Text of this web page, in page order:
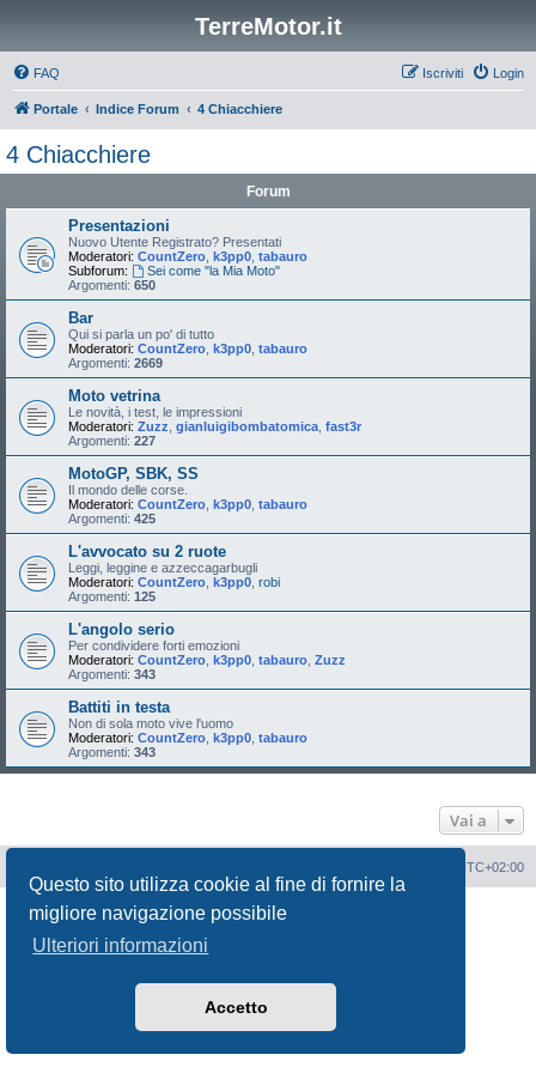
Questo sito utilizza cookie al fine di fornire la
migliore navigazione possibile
Ulteriori informazioni
Accetto
TerreMotor.it
FAQ Login
Iscriviti
Portale Indice Forum 4 Chiacchiere
4 Chiacchiere
Forum
Presentazioni
Nuovo Utente Registrato? Presentati
Moderatori: CountZero k3pp0 tabauro
Subforum:
Sei come "la Mia Moto"
Argomenti: 650
Bar
Qui si parla un po' di tutto
Moderatori: CountZero k3pp0 tabauro
Argomenti: 2669
Moto vetrina
Le novità, i test, le impressioni
Moderatori: Zuzz gianluigibombatomica fast3r
Argomenti: 227
MotoGP, SBK, SS
Il mondo delle corse.
Moderatori: CountZero k3pp0 tabauro
Argomenti: 425
L'avvocato su 2 ruote
Leggi, leggine e azzeccagarbugli
Moderatori: CountZero k3pp0 robi
Argomenti: 125
L'angolo serio
Per condividere forti emozioni
Moderatori: CountZero k3pp0 tabauro Zuzz
Argomenti: 343
Battiti in testa
Non di sola moto vive l'uomo
Moderatori: CountZero k3pp0 tabauro
Argomenti: 343
Vai a
UTC+02:00
Creato daphpBB® Forum Software © phpBB Limited